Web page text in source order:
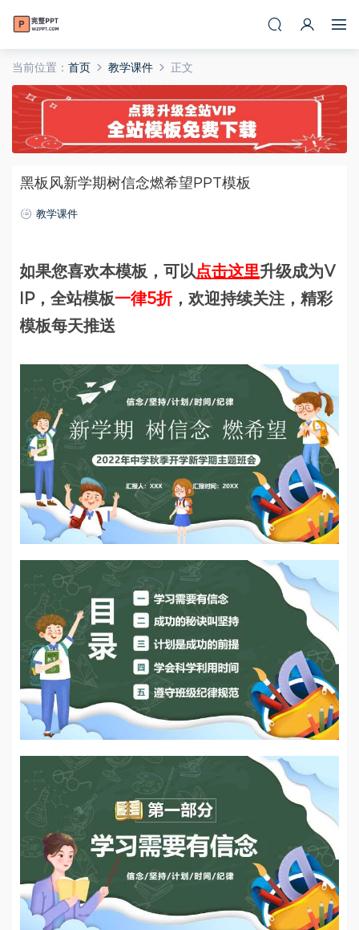
当前位置： 首页 教学课件 正文
黑板风新学期树信念燃希望PPT模板
教学课件
如果您喜欢本模板，可以点击这里升级成为V
IP，全站模板一律5折，欢迎持续关注，精彩
模板每天推送